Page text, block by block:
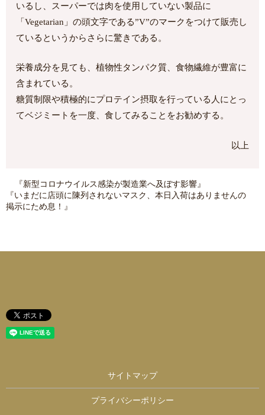
いるし、スーパーでは肉を使用していない製品に
「Vegetarian」の頭文字である”V”のマークをつけて販売し
ているというからさらに驚きである。
栄養成分を見ても、植物性タンパク質、食物繊維が豊富に
含まれている。
糖質制限や積極的にプロテイン摂取を行っている人にとっ
てベジミートを一度、食してみることをお勧めする。
以上
『新型コロナウイルス感染が製造業へ及ぼす影響』
『いまだに店頭に陳列されないマスク、本日入荷はありませんの
掲示にため息！』
サイトマップ
プライバシーポリシー